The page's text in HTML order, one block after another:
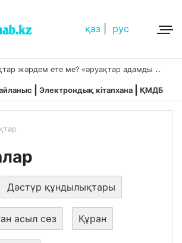
қаз рус
Ә
руақтар жәрдем ете ме? «әруақтар адамды қорғап жүреді»,-дейді сол рас па?
Электрондық кітапхана ҚМДБ
Дәстүр құндылықтары
асыл сөз Құран